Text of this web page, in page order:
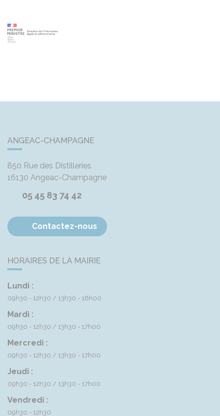
ANGEAC-CHAMPAGNE
850 Rue des Distilleries
16130 Angeac-Champagne
05 45 83 74 42
Contactez-nous
HORAIRES DE LA MAIRIE
Lundi :
09h30 - 12h30 13h30 - 16h00
Mardi :
09h30 - 12h30 13h30 - 17h00
Mercredi :
09h30 - 12h30 13h30 - 17h00
Jeudi :
09h30 - 12h30 13h30 - 17h00
Vendredi :
09h30 - 12h30